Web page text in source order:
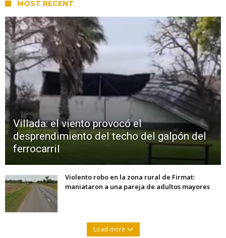
MOST RECENT
Villada: el viento provocó el
desprendimiento del techo del galpón del
ferrocarril
Violento robo en la zona rural de Firmat:
maniataron a una pareja de adultos mayores
Load more